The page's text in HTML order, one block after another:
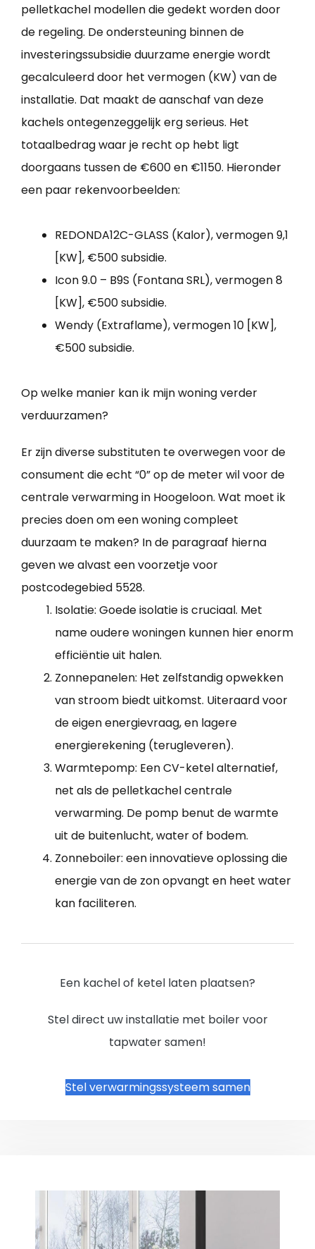
pelletkachel modellen die gedekt worden door
de regeling. De ondersteuning binnen de
investeringssubsidie duurzame energie wordt
gecalculeerd door het vermogen (KW) van de
installatie. Dat maakt de aanschaf van deze
kachels ontegenzeggelijk erg serieus. Het
totaalbedrag waar je recht op hebt ligt
doorgaans tussen de €600 en €1150. Hieronder
een paar rekenvoorbeelden:
REDONDA12C-GLASS (Kalor), vermogen 9,1
[KW], €500 subsidie.
Icon 9.0 – B9S (Fontana SRL), vermogen 8
[KW], €500 subsidie.
Wendy (Extraflame), vermogen 10 [KW],
€500 subsidie.
Op welke manier kan ik mijn woning verder
verduurzamen?
Er zijn diverse substituten te overwegen voor de
consument die echt “0” op de meter wil voor de
centrale verwarming in Hoogeloon. Wat moet ik
precies doen om een woning compleet
duurzaam te maken? In de paragraaf hierna
geven we alvast een voorzetje voor
postcodegebied 5528.
Isolatie: Goede isolatie is cruciaal. Met
name oudere woningen kunnen hier enorm
efficiëntie uit halen.
Zonnepanelen: Het zelfstandig opwekken
van stroom biedt uitkomst. Uiteraard voor
de eigen energievraag, en lagere
energierekening (terugleveren).
Warmtepomp: Een CV-ketel alternatief,
net als de pelletkachel centrale
verwarming. De pomp benut de warmte
uit de buitenlucht, water of bodem.
Zonneboiler: een innovatieve oplossing die
energie van de zon opvangt en heet water
kan faciliteren.
Een kachel of ketel laten plaatsen?
Stel direct uw installatie met boiler voor
tapwater samen!
Stel verwarmingssysteem samen